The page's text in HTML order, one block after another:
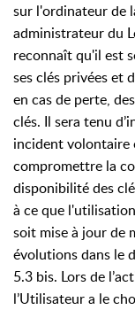
sur l'ordinateur de
administrateur du
reconnaît qu'il est
ses clés privées et
en cas de perte,
clés. Il sera tenu
incident volontaire
compromettre la
disponibilité des
à ce que
soit mise à jour de
évolutions dans le
5.3 bis. Lors de
l’Utilisateur a le